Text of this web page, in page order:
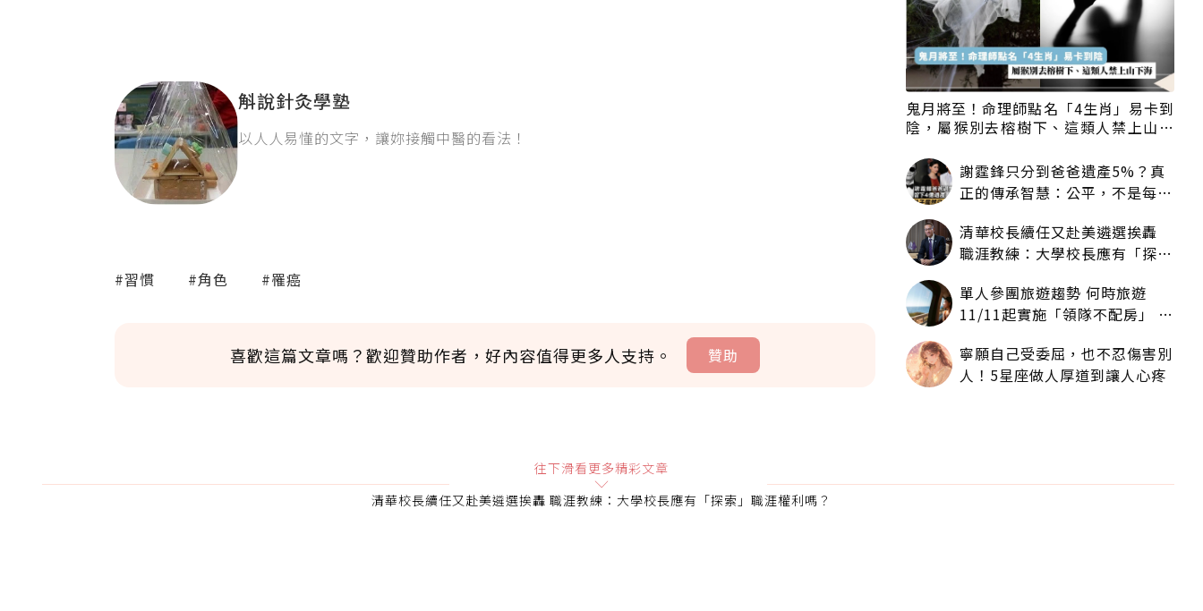
斛說針灸學塾
以人人易懂的文字，讓妳接觸中醫的看法！
#習慣 #角色 #罹癌
喜歡這篇文章嗎？歡迎贊助作者，好內容值得更多人支持。 贊助
鬼月將至！命理師點名「4生肖」易卡到
陰，屬猴別去榕樹下、這類人禁上山下
謝霆鋒只分到爸爸遺產5%？真
正的傳承智慧：公平，不是每個
清華校長續任又赴美遴選挨轟
職涯教練：大學校長應有「探
單人參團旅遊趨勢 何時旅遊
11/11起實施「領隊不配房」 落
寧願自己受委屈，也不忍傷害別
人！5星座做人厚道到讓人心疼
往下滑看更多精彩文章
清華校長續任又赴美遴選挨轟 職涯教練：大學校長應有「探索」職涯權利嗎？